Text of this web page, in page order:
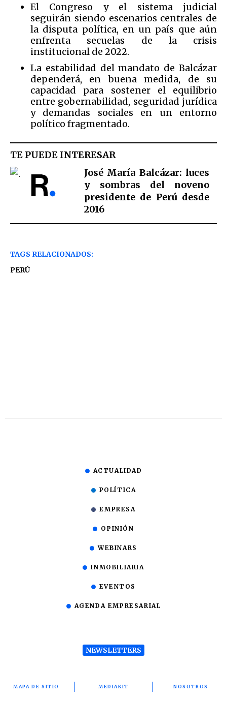
El Congreso y el sistema judicial
seguirán siendo escenarios centrales de
la disputa política, en un país que aún
enfrenta secuelas de la crisis
institucional de 2022.
La estabilidad del mandato de Balcázar
dependerá, en buena medida, de su
capacidad para sostener el equilibrio
entre gobernabilidad, seguridad jurídica
y demandas sociales en un entorno
político fragmentado.
TE PUEDE INTERESAR
José María Balcázar: luces
y sombras del noveno
presidente de Perú desde
2016
TAGS RELACIONADOS:
PERÚ
ACTUALIDAD
POLÍTICA
EMPRESA
OPINIÓN
WEBINARS
INMOBILIARIA
EVENTOS
AGENDA EMPRESARIAL
NEWSLETTERS
MAPA DE SITIO MEDIAKIT NOSOTROS